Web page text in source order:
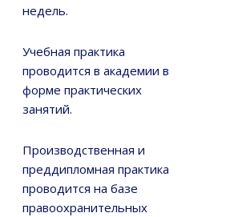
недель.
Учебная практика
проводится в академии в
форме практических
занятий.
Производственная и
преддипломная практика
проводится на базе
правоохранительных